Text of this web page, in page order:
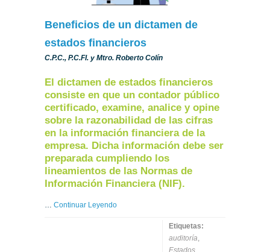
Beneficios de un dictamen de
estados financieros
C.P.C., P.C.FI. y Mtro. Roberto Colín
El dictamen de estados financieros
consiste en que un contador público
certificado, examine, analice y opine
sobre la razonabilidad de las cifras
en la información financiera de la
empresa. Dicha información debe ser
preparada cumpliendo los
lineamientos de las Normas de
Información Financiera (NIF).
… Continuar Leyendo
Etiquetas:
auditoría,
Estados